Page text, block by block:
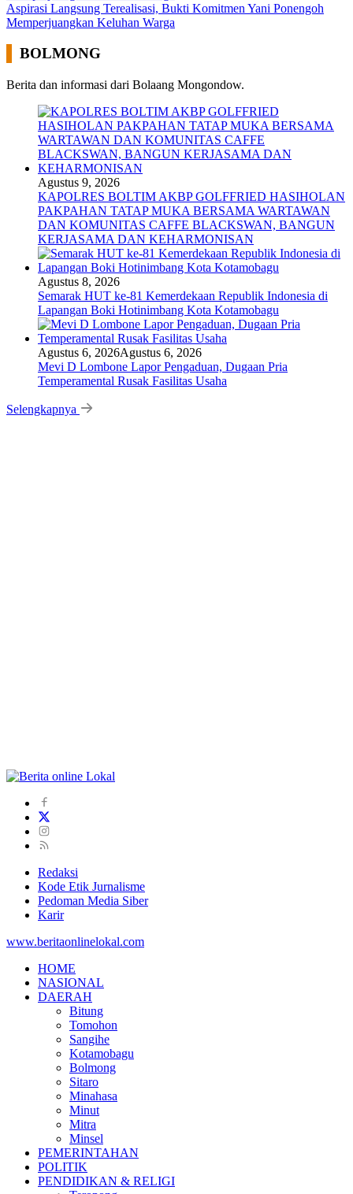
Aspirasi Langsung Terealisasi, Bukti Komitmen Yani Ponengoh
Memperjuangkan Keluhan Warga
BOLMONG
Berita dan informasi dari Bolaang Mongondow.
Agustus 9, 2026
KAPOLRES BOLTIM AKBP GOLFFRIED HASIHOLAN
PAKPAHAN TATAP MUKA BERSAMA WARTAWAN
DAN KOMUNITAS CAFFE BLACKSWAN, BANGUN
KERJASAMA DAN KEHARMONISAN
Agustus 8, 2026
Semarak HUT ke-81 Kemerdekaan Republik Indonesia di
Lapangan Boki Hotinimbang Kota Kotamobagu
Agustus 6, 2026Agustus 6, 2026
Mevi D Lombone Lapor Pengaduan, Dugaan Pria
Temperamental Rusak Fasilitas Usaha
Selengkapnya
Redaksi
Kode Etik Jurnalisme
Pedoman Media Siber
Karir
www.beritaonlinelokal.com
HOME
NASIONAL
DAERAH
Bitung
Tomohon
Sangihe
Kotamobagu
Bolmong
Sitaro
Minahasa
Minut
Mitra
Minsel
PEMERINTAHAN
POLITIK
PENDIDIKAN & RELIGI